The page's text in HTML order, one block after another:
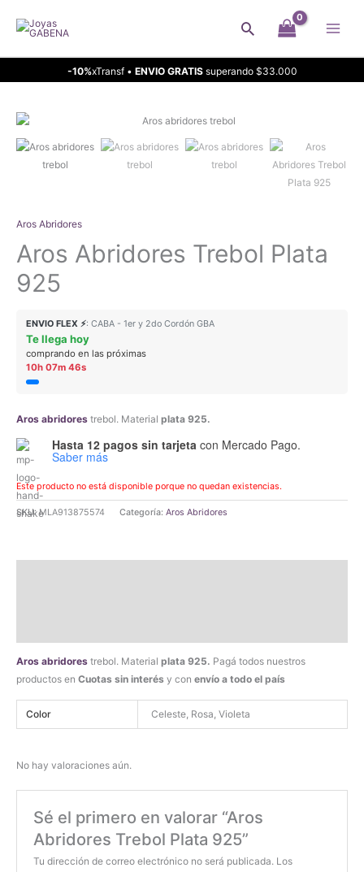
Buscar
-10%xTransf • ENVIO GRATISsuperando $33.000
Aros Abridores
Aros Abridores Trebol Plata
925
ENVIO FLEX ⚡: CABA - 1er y 2do Cordón GBA
Te llega hoy
comprando en las próximas
10h 07m 46s
Aros abridores trebol. Material plata 925.
Hasta 12 pagos sin tarjeta con Mercado Pago.
Saber más
Este producto no está disponible porque no quedan existencias.
SKU:MLA913875574 Categoría: Aros Abridores
Aros abridores trebol. Material plata 925. Pagá todos nuestros
productos en Cuotas sin interés y con envío a todo el país
Color Celeste, Rosa, Violeta
No hay valoraciones aún.
Sé el primero en valorar “Aros
Abridores Trebol Plata 925”
Tu dirección de correo electrónico no será publicada. Los